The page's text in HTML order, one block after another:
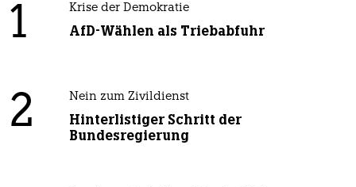
1 Krise der Demokratie
AfD-Wählen als Triebabfuhr
2 Nein zum Zivildienst
Hinterlistiger Schritt der
Bundesregierung